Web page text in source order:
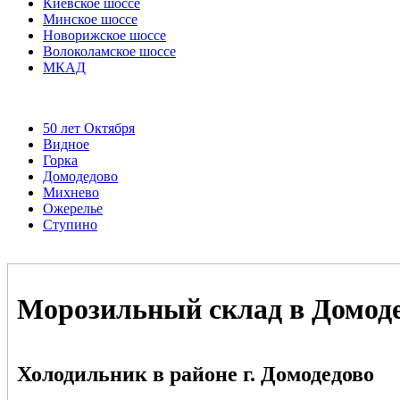
Киевское шоссе
Минское шоссе
Новорижское шоссе
Волоколамское шоссе
МКАД
50 лет Октября
Видное
Горка
Домодедово
Михнево
Ожерелье
Ступино
Морозильный склад в
Холодильник в районе г. Домодедово